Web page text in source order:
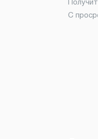
С